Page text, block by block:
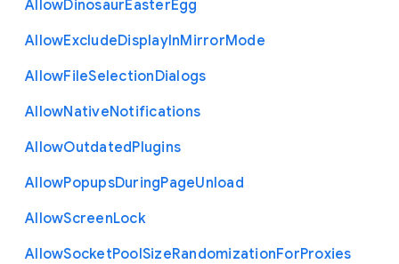
AllowDinosaurEasterEgg
AllowExcludeDisplayInMirrorMode
AllowFileSelectionDialogs
AllowNativeNotifications
AllowOutdatedPlugins
AllowPopupsDuringPageUnload
AllowScreenLock
AllowSocketPoolSizeRandomizationForProxies